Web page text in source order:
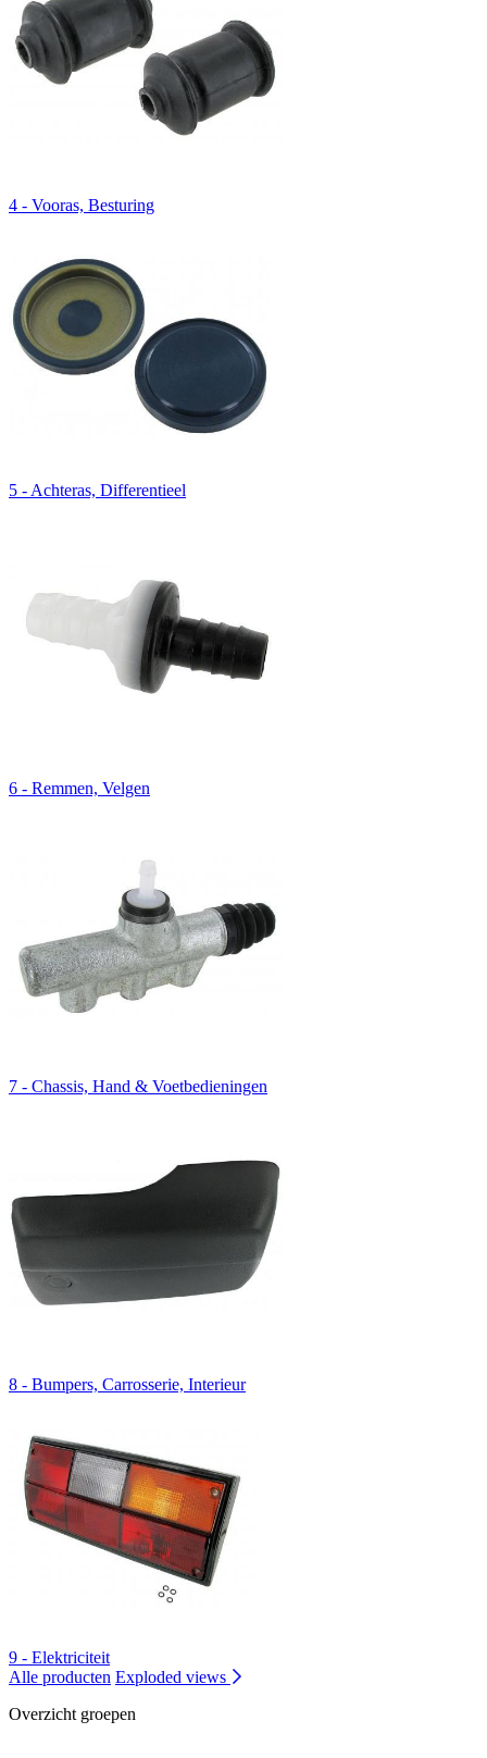
4 - Vooras, Besturing
5 - Achteras, Differentieel
6 - Remmen, Velgen
7 - Chassis, Hand & Voetbedieningen
8 - Bumpers, Carrosserie, Interieur
9 - Elektriciteit
Alle producten Exploded views
Overzicht groepen